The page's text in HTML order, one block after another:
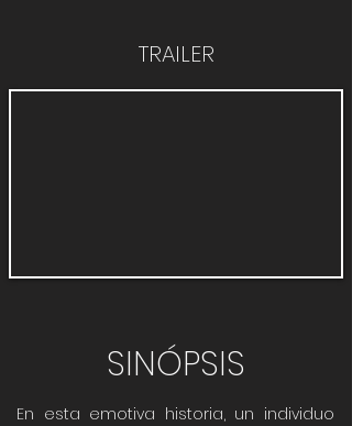
TRAILER
SINÓPSIS
En esta emotiva historia, un individuo